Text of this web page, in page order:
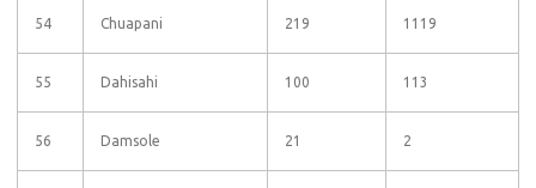
54 Chuapani 219 1119
55 Dahisahi 100 113
56 Damsole 21 2